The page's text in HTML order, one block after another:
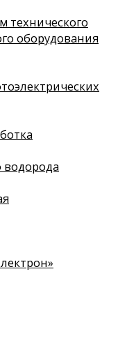
технического
оборудования
водорода